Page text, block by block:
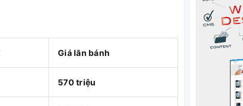
Giá lăn bánh
570 triệu